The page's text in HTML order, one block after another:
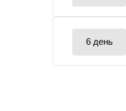
6 день